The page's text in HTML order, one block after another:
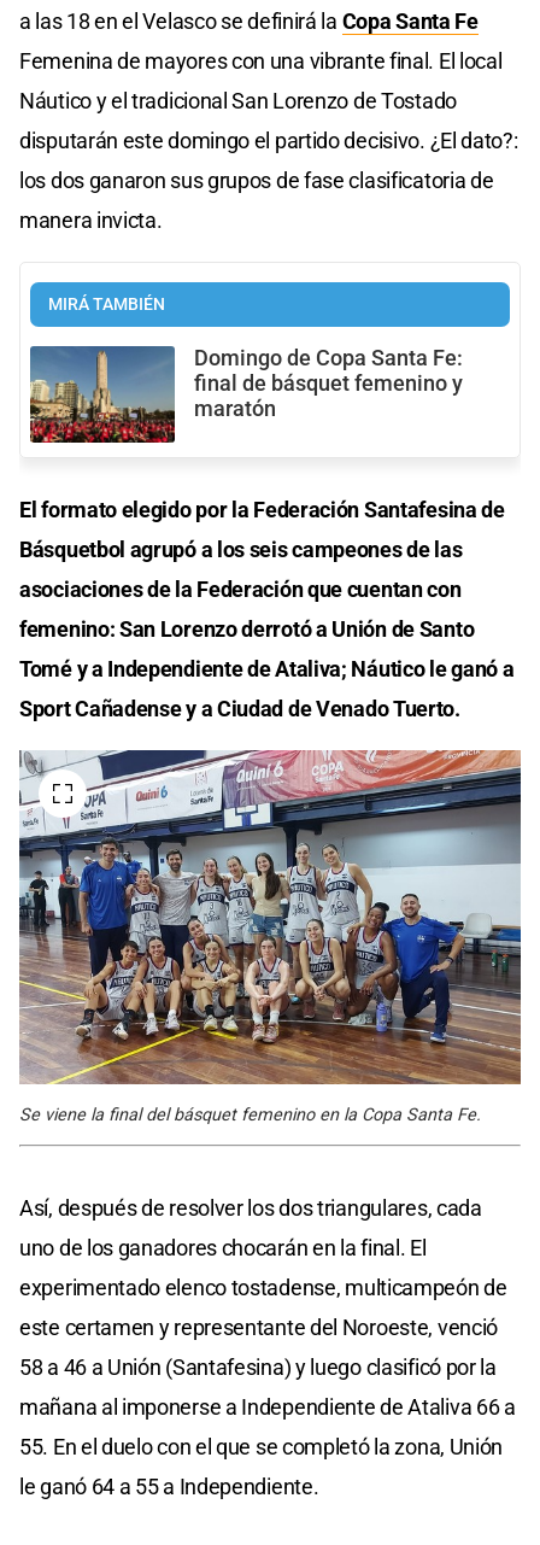
a las 18 en el Velasco se definirá la Copa Santa Fe
Femenina de mayores con una vibrante final. El local
Náutico y el tradicional San Lorenzo de Tostado
disputarán este domingo el partido decisivo. ¿El dato?:
los dos ganaron sus grupos de fase clasificatoria de
manera invicta.
MIRÁ TAMBIÉN
Domingo de Copa Santa Fe:
final de básquet femenino y
maratón
El formato elegido por la Federación Santafesina de
Básquetbol agrupó a los seis campeones de las
asociaciones de la Federación que cuentan con
femenino: San Lorenzo derrotó a Unión de Santo
Tomé y a Independiente de Ataliva; Náutico le ganó a
Sport Cañadense y a Ciudad de Venado Tuerto.
Se viene la final del básquet femenino en la Copa Santa Fe.
Así, después de resolver los dos triangulares, cada
uno de los ganadores chocarán en la final. El
experimentado elenco tostadense, multicampeón de
este certamen y representante del Noroeste, venció
58 a 46 a Unión (Santafesina) y luego clasificó por la
mañana al imponerse a Independiente de Ataliva 66 a
55. En el duelo con el que se completó la zona, Unión
le ganó 64 a 55 a Independiente.